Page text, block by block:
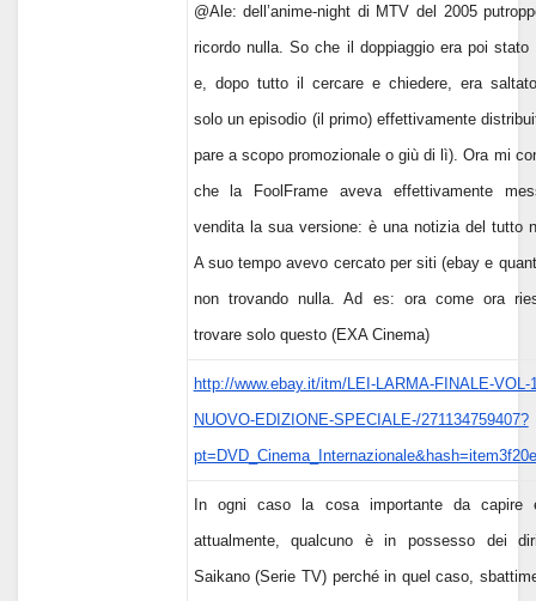
@Ale: dell’anime-night di MTV del 2005
ricordo nulla. So che il doppiaggio era poi stato
e, dopo tutto il cercare e chiedere, era
solo un episodio (il primo) effettivamente
pare a scopo promozionale o giù di lì). Ora mi
che la FoolFrame aveva effettivamente
vendita la sua versione: è una notizia del tutto
A suo tempo avevo cercato per siti (ebay e
non trovando nulla. Ad es: ora come ora
trovare solo questo (EXA Cinema)
http://www.ebay.it/itm/LEI-LARMA-FINALE-VOL-
NUOVO-EDIZIONE-SPECIALE-/271134759407?
In ogni caso la cosa importante da capire
attualmente, qualcuno è in possesso dei
Saikano (Serie TV) perché in quel caso,